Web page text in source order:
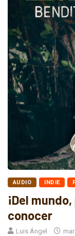
AUDIO INDIE
¡Del
conocer
Luis Ángel